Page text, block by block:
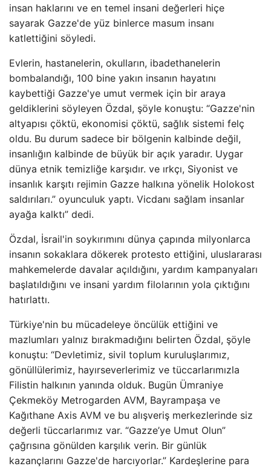
insan haklarını ve en temel insani değerleri hiçe
sayarak Gazze'de yüz binlerce masum insanı
katlettiğini söyledi.
Evlerin, hastanelerin, okulların, ibadethanelerin
bombalandığı, 100 bine yakın insanın hayatını
kaybettiği Gazze'ye umut vermek için bir araya
geldiklerini söyleyen Özdal, şöyle konuştu: “Gazze'nin
altyapısı çöktü, ekonomisi çöktü, sağlık sistemi felç
oldu. Bu durum sadece bir bölgenin kalbinde değil,
insanlığın kalbinde de büyük bir açık yaradır. Uygar
dünya etnik temizliğe karşıdır. ve ırkçı, Siyonist ve
insanlık karşıtı rejimin Gazze halkına yönelik Holokost
saldırıları.” oyunculuk yaptı. Vicdanı sağlam insanlar
ayağa kalktı” dedi.
Özdal, İsrail'in soykırımını dünya çapında milyonlarca
insanın sokaklara dökerek protesto ettiğini, uluslararası
mahkemelerde davalar açıldığını, yardım kampanyaları
başlatıldığını ve insani yardım filolarının yola çıktığını
hatırlattı.
Türkiye'nin bu mücadeleye öncülük ettiğini ve
mazlumları yalnız bırakmadığını belirten Özdal, şöyle
konuştu: “Devletimiz, sivil toplum kuruluşlarımız,
gönüllülerimiz, hayırseverlerimiz ve tüccarlarımızla
Filistin halkının yanında olduk. Bugün Ümraniye
Çekmeköy Metrogarden AVM, Bayrampaşa ve
Kağıthane Axis AVM ve bu alışveriş merkezlerinde siz
değerli tüccarlarımız var. “Gazze’ye Umut Olun”
çağrısına gönülden karşılık verin. Bir günlük
kazançlarını Gazze'de harcıyorlar.” Kardeşlerine para